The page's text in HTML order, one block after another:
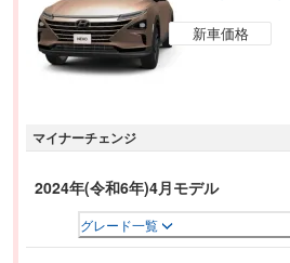
新車価格
マイナーチェンジ
2024年(令和6年)4月モデル
グレード一覧